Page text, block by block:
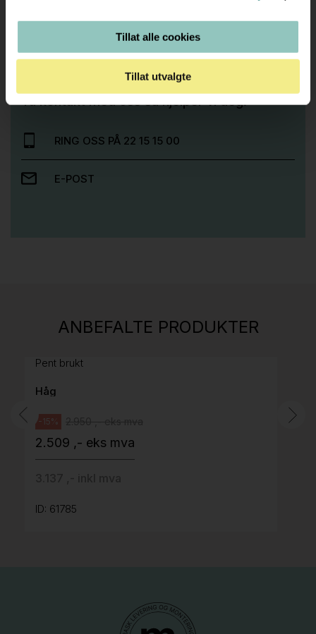
Tillat alle cookies
Tillat utvalgte
Trenger du hjelp med et større kjøp eller
Ta kontakt med oss så hjelper vi deg!
RING OSS PÅ 22 15 15 00
E-POST
ANBEFALTE PRODUKTER
H05 5600 Swingback-armlene Mørk
Pent brukt
Håg
-15%
2.509 ,- eks mva
ID: 61785